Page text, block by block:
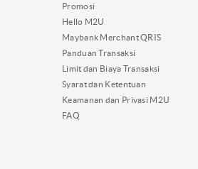
Promosi
Hello M2U
Maybank Merchant QRIS
Panduan Transaksi
Limit dan Biaya Transaksi
Syarat dan Ketentuan
Keamanan dan Privasi M2U
FAQ